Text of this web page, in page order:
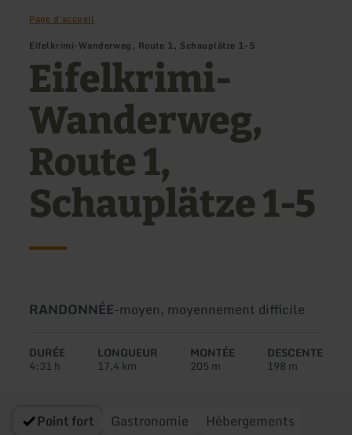
Page d'accueil
Eifelkrimi-Wanderweg, Route 1, Schauplätze 1-5
Eifelkrimi-
Wanderweg,
Route 1,
Schauplätze 1-5
Type
circuit:
RANDONNÉE-Difficulté:
moyen, moyennement difficile
DURÉE
4:31 h
LONGUEUR
17,4 km
MONTÉE
205 m
DESCENTE
198 m
Point fort Gastronomie Hébergements